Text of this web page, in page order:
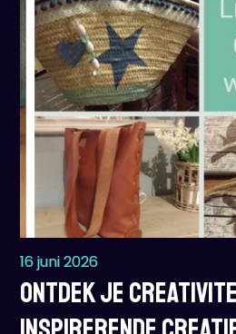
16 juni 2026
Ontdek Je